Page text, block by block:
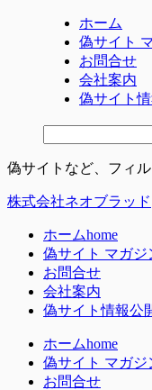
ホーム
偽サイト
お問合せ
会社案内
偽サイト
偽サイトなど、フィ
株式会社ネオブラッド
ホームhome
偽サイト マガジ
お問合せ
会社案内
偽サイト情報公
ホームhome
偽サイト マガジ
お問合せ